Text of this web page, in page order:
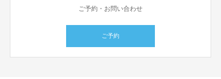
ご予約・お問い合わせ
ご予約